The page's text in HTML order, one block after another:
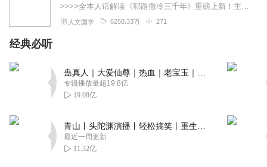
>>>>全本人话解读《耶路撒冷三千年》重磅上新！主讲人「知识厨房」全新解读，3次奔赴以色列，直击巴以冲突，他经历了什么？又会给我们带来什么？欢迎收听，参与抽奖！...
人文国学 6250.33万 271
经典必听
专辑播放量超19.8亿
19.08亿
最近一周更新
11.32亿